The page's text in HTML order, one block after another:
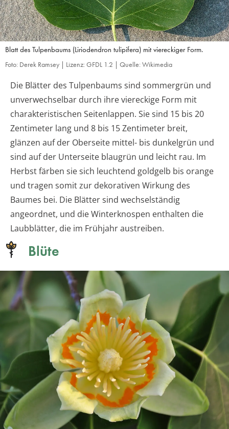
Blatt des Tulpenbaums (Liriodendron tulipifera) mit viereckiger Form.
Foto: Derek Ramsey | Lizenz: GFDL 1.2 | Quelle: Wikimedia
Die Blätter des Tulpenbaums sind sommergrün und
unverwechselbar durch ihre viereckige Form mit
charakteristischen Seitenlappen. Sie sind 15 bis 20
Zentimeter lang und 8 bis 15 Zentimeter breit,
glänzen auf der Oberseite mittel- bis dunkelgrün und
sind auf der Unterseite blaugrün und leicht rau. Im
Herbst färben sie sich leuchtend goldgelb bis orange
und tragen somit zur dekorativen Wirkung des
Baumes bei. Die Blätter sind wechselständig
angeordnet, und die Winterknospen enthalten die
Laubblätter, die im Frühjahr austreiben.
Blüte